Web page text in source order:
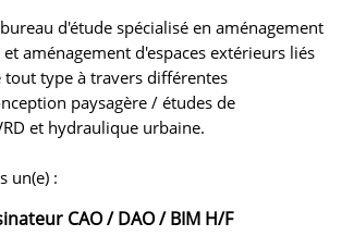
d'étude spécialisé en aménagement
aménagement d'espaces extérieurs liés
type à travers différentes
paysagère / études de
et hydraulique urbaine.
un(e) :
CAO / DAO / BIM H/F